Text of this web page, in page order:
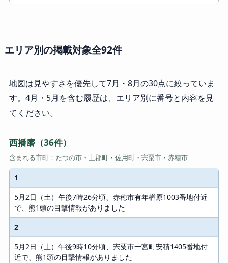
エリア別の掲載対象全92件
地図は見やすさを優先して7月・8月の30点に絞っていま
す。4月・5月を含む履歴は、エリア別に番号と内容を見
てください。
西播磨（36件）
含まれる市町：たつの市・上郡町・佐用町・宍粟市・赤穂市
#
内容
1
5月2日（土）午後7時26分頃、赤穂市有年楢原1003番地付近
で、熊1頭の目撃情報がありました
2
5月2日（土）午後9時10分頃、宍粟市一宮町安積1405番地付
近で、熊1頭の目撃情報がありました